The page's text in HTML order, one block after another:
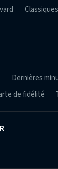
Classiques
Dernières
de fidélité